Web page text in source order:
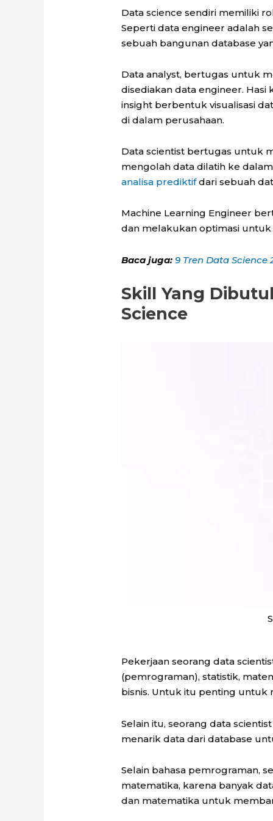
Data science sendiri memiliki
Seperti data engineer adalah
sebuah bangunan database
Data analyst, bertugas untuk
disediakan data engineer. Hasi
insight berbentuk visualisasi
di dalam perusahaan.
Data scientist bertugas untuk
mengolah data dilatih ke
analisa prediktifdari sebuah
Machine Learning Engineer
dan melakukan optimasi
Baca juga: 9 Tren Data
Skill Yang
Science
Pekerjaan seorang data
(pemrograman), statistik,
bisnis. Untuk itu penting untuk
Selain itu, seorang data
menarik data dari database
Selain bahasa pemrograman,
matematika, karena banyak
dan matematika untuk